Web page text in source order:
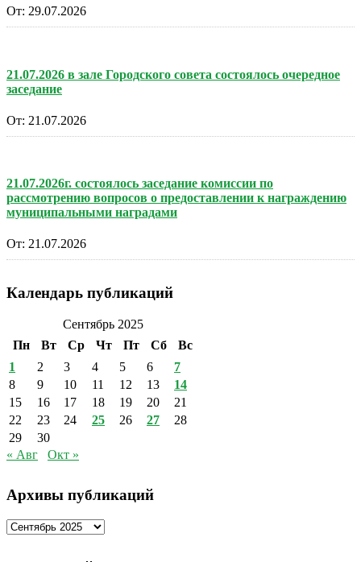
От: 29.07.2026
21.07.2026 в зале Городского совета состоялось очередное
заседание
От: 21.07.2026
21.07.2026г. состоялось заседание комиссии по
рассмотрению вопросов о предоставлении к награждению
муниципальными наградами
От: 21.07.2026
Календарь публикаций
Сентябрь 2025
Пн
Вт Ср Чт Пт Сб
Вс
1
2 3 4 5 6
7
8
9 10 11 12 13
14
15
16 17 18 19 20
21
22
23 24 25 26 27
28
29
30
« Авг
Окт »
Архивы публикаций
Архивы